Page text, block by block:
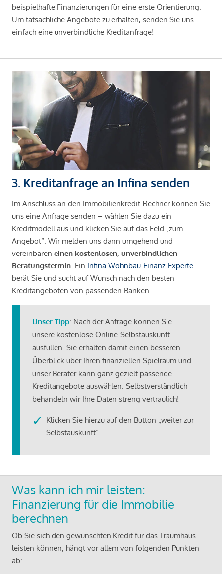
beispielhafte Finanzierungen für eine erste Orientierung.
Um tatsächliche Angebote zu erhalten, senden Sie uns
einfach eine unverbindliche Kreditanfrage!
3. Kreditanfrage an Infina senden
Im Anschluss an den Immobilienkredit-Rechner können Sie
uns eine Anfrage senden – wählen Sie dazu ein
Kreditmodell aus und klicken Sie auf das Feld „zum
Angebot“. Wir melden uns dann umgehend und
vereinbaren einen kostenlosen, unverbindlichen
Beratungstermin . Ein Infina Wohnbau-Finanz-Experte
berät Sie und sucht auf Wunsch nach den besten
Kreditangeboten von passenden Banken.
Unser Tipp: Nach der Anfrage können Sie
unsere kostenlose Online-Selbstauskunft
ausfüllen. Sie erhalten damit einen besseren
Überblick über Ihren finanziellen Spielraum und
unser Berater kann ganz gezielt passende
Kreditangebote auswählen. Selbstverständlich
behandeln wir Ihre Daten streng vertraulich!
Klicken Sie hierzu auf den Button „weiter zur
Selbstauskunft“.
Was kann ich mir leisten:
Finanzierung für die Immobilie
berechnen
Ob Sie sich den gewünschten Kredit für das Traumhaus
leisten können, hängt vor allem von folgenden Punkten
ab: